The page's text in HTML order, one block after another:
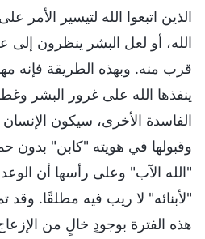
الذين اتبعوا الله لتيسير
الله، أو لعل البشر ينظرون إلى
قرب منه. وبهذه الطريقة فإنه
ينفذها الله على غرور البشر
الفاسدة الأخرى، سيكون
وقبولها في هويته "كابن" بدون
"الله الآب" وعلى رأسها أن
"لأبنائه" لا ريب فيه مطلقًا. وقد
هذه الفترة بوجودٍ خالٍ من